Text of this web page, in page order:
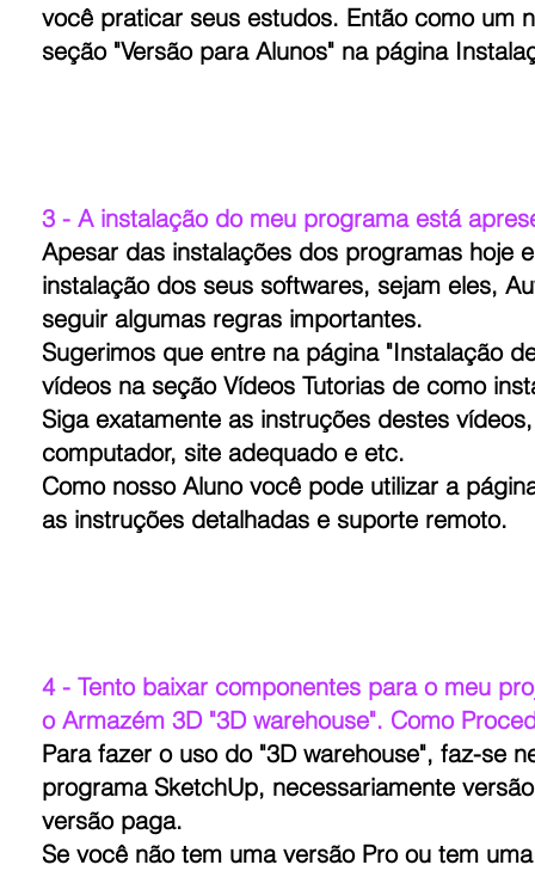
você praticar seus estudos. Então como um
seção "Versão para Alunos" na página
3 - A instalação do meu programa está
Apesar das instalações dos programas hoje
instalação dos seus softwares, sejam eles,
seguir algumas regras importantes.
Sugerimos que entre na página "Instalação
vídeos na seção Vídeos Tutorias de como
Siga exatamente as instruções destes
computador, site adequado e etc.
Como nosso Aluno você pode utilizar a
as instruções detalhadas e suporte remoto.
4 - Tento baixar componentes para o meu
o Armazém 3D "3D warehouse". Como
Para fazer o uso do "3D warehouse", faz-se
programa SketchUp, necessariamente
versão paga.
Se você não tem uma versão Pro ou tem